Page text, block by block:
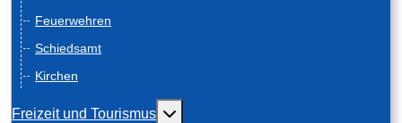
Feuerwehren
Schiedsamt
Kirchen
Freizeit und Tourismus Weitere Informationen: Freizeit und